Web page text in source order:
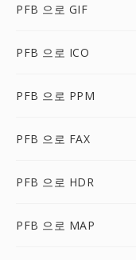
PFB 으로 GIF
PFB 으로 ICO
PFB 으로 PPM
PFB 으로 FAX
PFB 으로 HDR
PFB 으로 MAP